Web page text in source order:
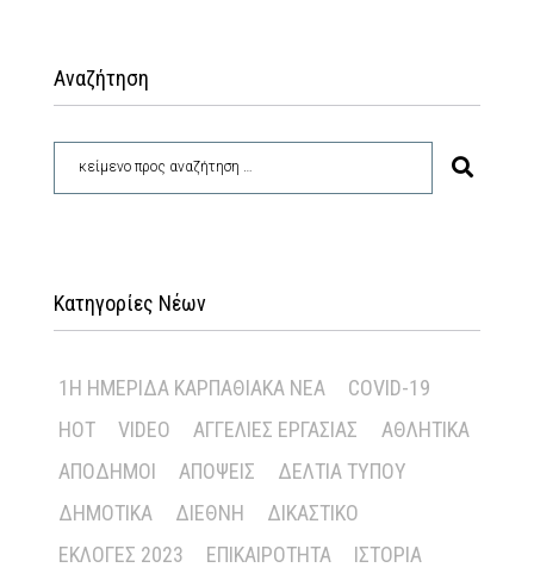
Αναζήτηση
Κατηγορίες Νέων
1Η ΗΜΕΡΊΔΑ ΚΑΡΠΑΘΙΑΚΆ ΝΈΑ
COVID-19
HOT
VIDEO ΑΓΓΕΛΊΕΣ ΕΡΓΑΣΊΑΣ
ΑΘΛΗΤΙΚΆ
ΑΠΌΔΗΜΟΙ
ΑΠΌΨΕΙΣ
ΔΕΛΤΊΑ ΤΎΠΟΥ
ΔΗΜΟΤΙΚΆ
ΔΙΕΘΝΉ
ΔΙΚΑΣΤΙΚΌ
ΕΚΛΟΓΈΣ 2023
ΕΠΙΚΑΙΡΌΤΗΤΑ
ΙΣΤΟΡΊΑ